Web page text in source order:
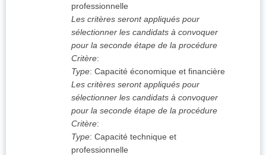
professionnelle
Les critères seront appliqués pour
sélectionner les candidats à convoquer
pour la seconde étape de la procédure
Critère:
Type: Capacité économique et financière
Les critères seront appliqués pour
sélectionner les candidats à convoquer
pour la seconde étape de la procédure
Critère:
Type: Capacité technique et
professionnelle